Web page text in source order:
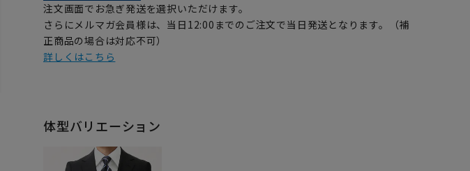
注文画面でお急ぎ発送を選択いただけます。
さらにメルマガ会員様は、当日12:00までのご注文で当日発送となります。（補
正商品の場合は対応不可）
詳しくはこちら
体型バリエーション